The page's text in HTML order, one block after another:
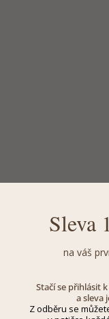
Sleva
na váš
Stačí se přihlásit
a sleva
Z odběru se